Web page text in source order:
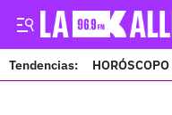
Tendencias: